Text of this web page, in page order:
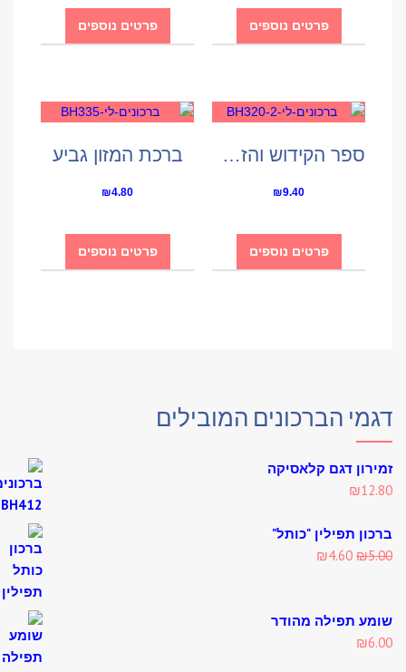
פרטים נוספים פרטים נוספים
ספר הקידוש והזמירות
₪
פרטים נוספים
ברכת המזון גביע
₪
פרטים נוספים
הברכונים המובילים
דגם קלאסיקה
₪
תפילין "כותל"
₪
Original
₪5.00.
₪4.60
Current
₪4.60.
תפילה מהודר
₪